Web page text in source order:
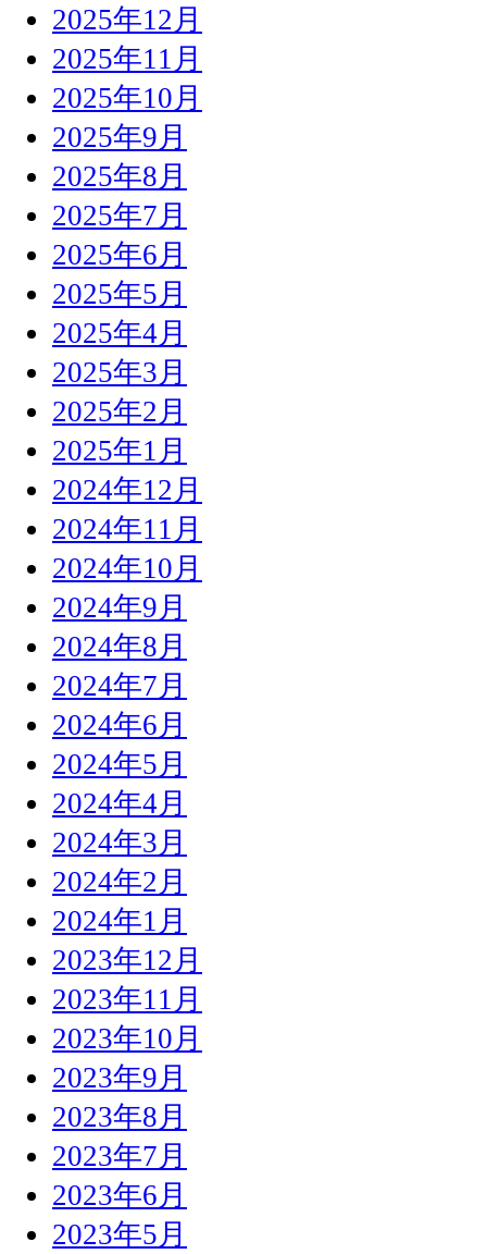
2025年12月
2025年11月
2025年10月
2025年9月
2025年8月
2025年7月
2025年6月
2025年5月
2025年4月
2025年3月
2025年2月
2025年1月
2024年12月
2024年11月
2024年10月
2024年9月
2024年8月
2024年7月
2024年6月
2024年5月
2024年4月
2024年3月
2024年2月
2024年1月
2023年12月
2023年11月
2023年10月
2023年9月
2023年8月
2023年7月
2023年6月
2023年5月